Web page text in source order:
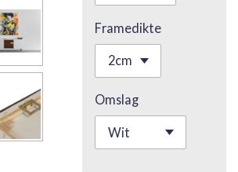
Framedikte
Omslag